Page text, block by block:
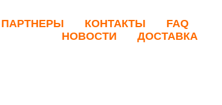
ПАРТНЕРЫ КОНТАКТЫ
FAQ
НОВОСТИ
ДОСТАВКА